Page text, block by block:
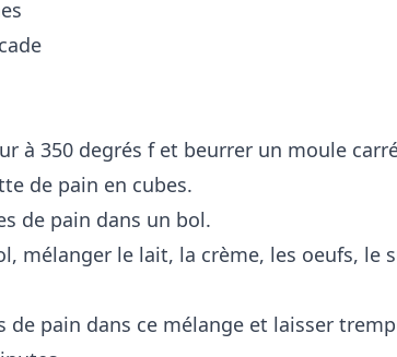
à 350 degrés f et beurrer un moule
de pain en cubes.
de pain dans un bol.
mélanger le lait, la crème, les oeufs, le
de pain dans ce mélange et laisser